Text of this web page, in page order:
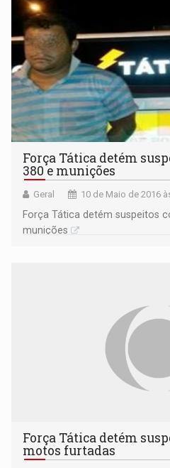
Força Tática detém
380 e munições
Geral 10 de Maio de 2016
Força Tática detém suspeitos
munições
Força Tática detém
motos furtadas